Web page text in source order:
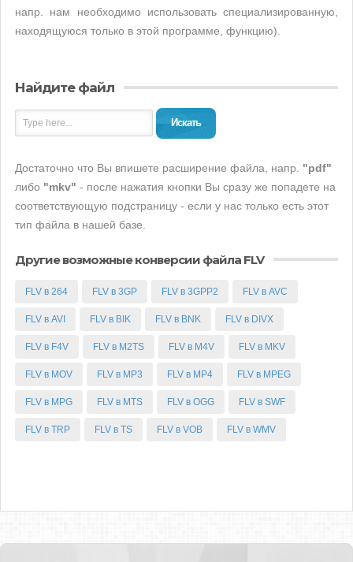
напр. нам необходимо использовать специализированную,
находящуюся только в этой программе, функцию).
Найдите файл
Искать
Достаточно что Вы впишете расширение файла, напр. "pdf"
либо "mkv" - после нажатия кнопки Вы сразу же попадете на
соответствующую подстраницу - если у нас только есть этот
тип файла в нашей базе.
Другие возможные конверсии файла FLV
FLV в 264 FLV в 3GP FLV в 3GPP2 FLV в AVC
FLV в AVI FLV в BIK FLV в BNK FLV в DIVX
FLV в F4V FLV в M2TS FLV в M4V FLV в MKV
FLV в MOV FLV в MP3 FLV в MP4 FLV в MPEG
FLV в MPG FLV в MTS FLV в OGG FLV в SWF
FLV в TRP FLV в TS FLV в VOB FLV в WMV